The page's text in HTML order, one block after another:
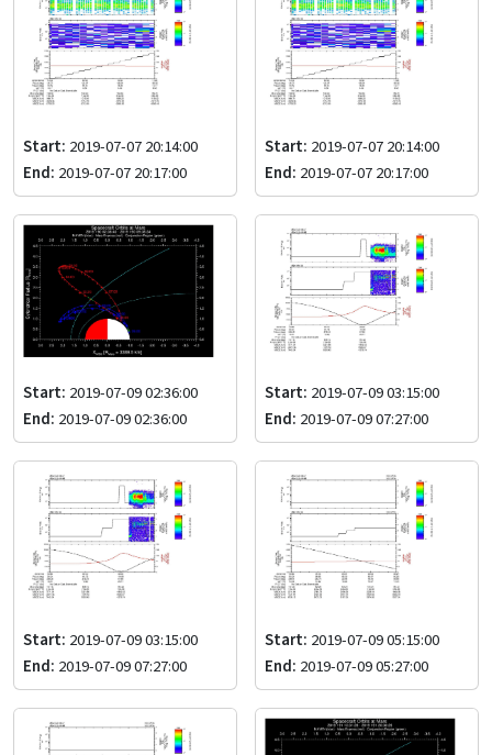
Start: 2019-07-07 20:14:00
End: 2019-07-07 20:17:00
Start: 2019-07-07 20:14:00
End: 2019-07-07 20:17:00
Start: 2019-07-09 02:36:00
End: 2019-07-09 02:36:00
Start: 2019-07-09 03:15:00
End: 2019-07-09 07:27:00
Start: 2019-07-09 03:15:00
End: 2019-07-09 07:27:00
Start: 2019-07-09 05:15:00
End: 2019-07-09 05:27:00